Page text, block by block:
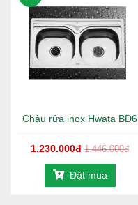
Chậu rửa inox Hwata BD6
1.230.000đ 1.446.000đ
Đặt mua